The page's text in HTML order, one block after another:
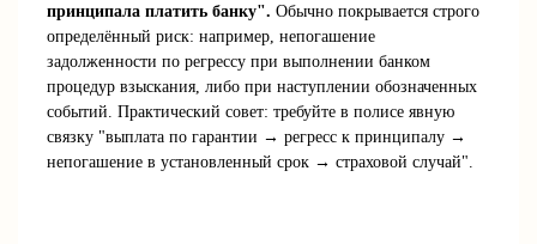
принципала платить банку". Обычно покрывается строго
определённый риск: например, непогашение
задолженности по регрессу при выполнении банком
процедур взыскания, либо при наступлении обозначенных
событий. Практический совет: требуйте в полисе явную
связку "выплата по гарантии → регресс к принципалу →
непогашение в установленный срок → страховой случай".